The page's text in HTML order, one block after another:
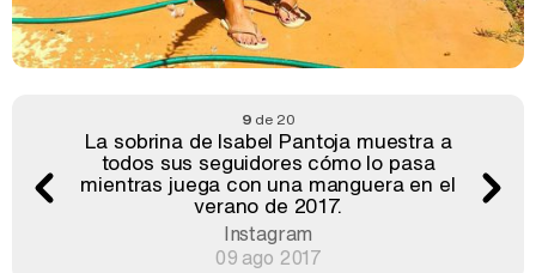
9 de 20
La sobrina de Isabel Pantoja muestra a
todos sus seguidores cómo lo pasa
mientras juega con una manguera en el
verano de 2017.
Instagram
09 ago 2017